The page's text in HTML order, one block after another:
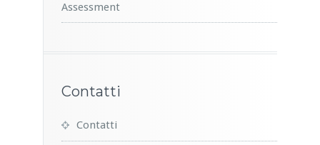
Assessment
Contatti
Contatti